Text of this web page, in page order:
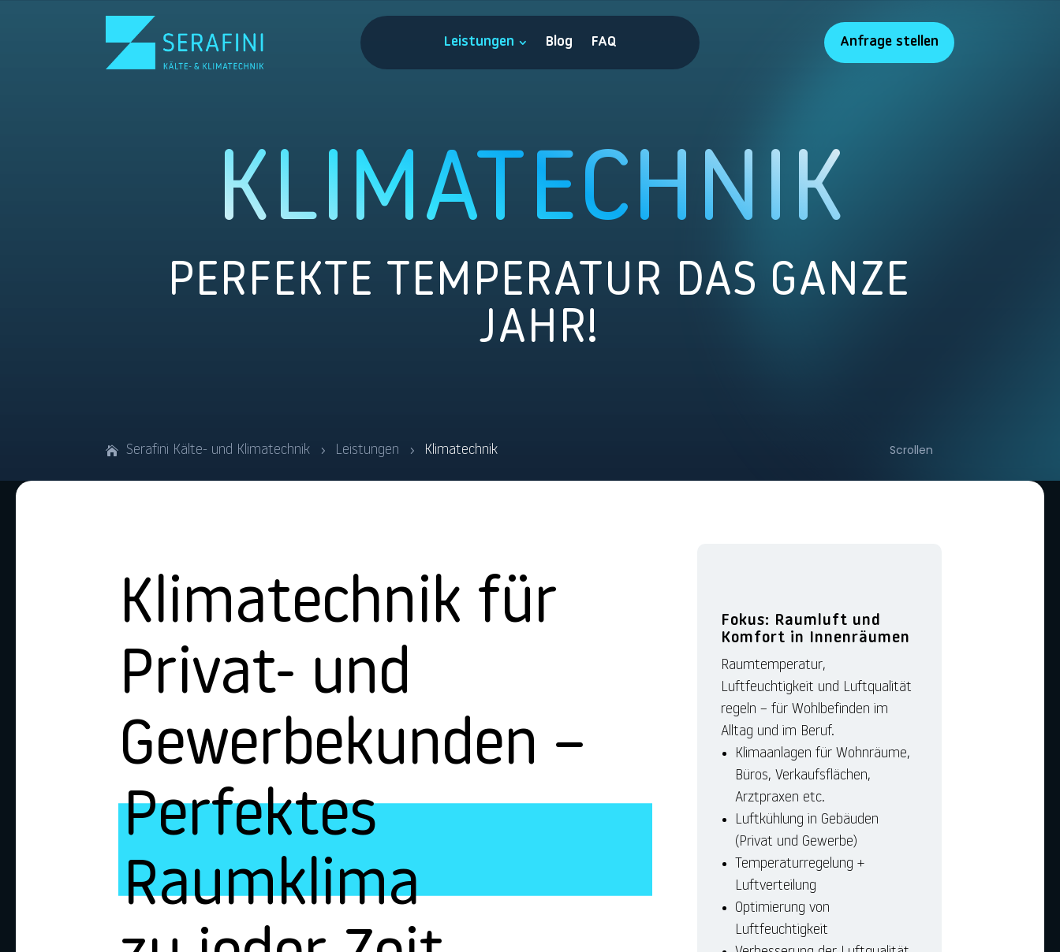
Skip To Content
Leistungen
Blog FAQ Anfrage stellen
KLIMATECHNIK
PERFEKTE TEMPERATUR DAS GANZE
JAHR!
Serafini Kälte- und Klimatechnik 5 Leistungen 5 Klimatechnik Scrollen
Klimatechnik für
Privat- und
Gewerbekunden –
Perfektes
Raumklima
Fokus: Raumluft und
Komfort in Innenräumen
Raumtemperatur,
Luftfeuchtigkeit und Luftqualität
regeln – für Wohlbefinden im
Alltag und im Beruf.
Klimaanlagen für Wohnräume,
Büros, Verkaufsflächen,
Arztpraxen etc.
Luftkühlung in Gebäuden
(Privat und Gewerbe)
Temperaturregelung +
Luftverteilung
Optimierung von
Luftfeuchtigkeit